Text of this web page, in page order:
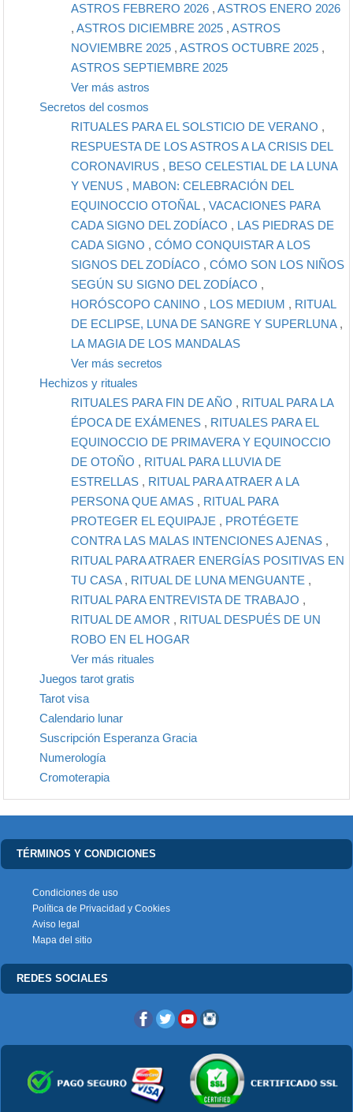
ASTROS FEBRERO 2026 , ASTROS ENERO 2026
, ASTROS DICIEMBRE 2025 , ASTROS
NOVIEMBRE 2025 , ASTROS OCTUBRE 2025 ,
ASTROS SEPTIEMBRE 2025
Ver más astros
Secretos del cosmos
RITUALES PARA EL SOLSTICIO DE VERANO ,
RESPUESTA DE LOS ASTROS A LA CRISIS DEL
CORONAVIRUS , BESO CELESTIAL DE LA LUNA
Y VENUS , MABON: CELEBRACIÓN DEL
EQUINOCCIO OTOÑAL, VACACIONES PARA
CADA SIGNO DEL ZODÍACO , LAS PIEDRAS DE
CADA SIGNO , CÓMO CONQUISTAR A LOS
SIGNOS DEL ZODÍACO , CÓMO SON LOS NIÑOS
SEGÚN SU SIGNO DEL ZODÍACO ,
HORÓSCOPO CANINO , LOS MEDIUM , RITUAL
DE ECLIPSE, LUNA DE SANGRE Y SUPERLUNA,
LA MAGIA DE LOS MANDALAS
Ver más secretos
Hechizos y rituales
RITUALES PARA FIN DE AÑO , RITUAL PARA LA
ÉPOCA DE EXÁMENES , RITUALES PARA EL
EQUINOCCIO DE PRIMAVERA Y EQUINOCCIO
DE OTOÑO , RITUAL PARA LLUVIA DE
ESTRELLAS , RITUAL PARA ATRAER A LA
PERSONA QUE AMAS , RITUAL PARA
PROTEGER EL EQUIPAJE , PROTÉGETE
CONTRA LAS MALAS INTENCIONES AJENAS ,
RITUAL PARA ATRAER ENERGÍAS POSITIVAS EN
TU CASA, RITUAL DE LUNA MENGUANTE ,
RITUAL PARA ENTREVISTA DE TRABAJO ,
RITUAL DE AMOR , RITUAL DESPUÉS DE UN
ROBO EN EL HOGAR
Ver más rituales
Juegos tarot gratis
Tarot visa
Calendario lunar
Suscripción Esperanza Gracia
Numerología
Cromoterapia
TÉRMINOS Y CONDICIONES
Condiciones de uso
Política de Privacidad y Cookies
Aviso legal
Mapa del sitio
REDES SOCIALES